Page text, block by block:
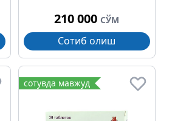
210 000 СЎМ
Сотиб олиш
сотувда мавжуд